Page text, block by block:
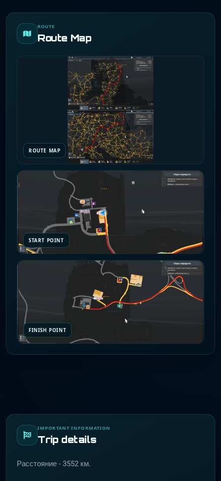
ROUTE
Route Map
ROUTE MAP
START POINT
FINISH POINT
IMPORTANT INFORMATION
Trip details
Расстояние - 3552 км.